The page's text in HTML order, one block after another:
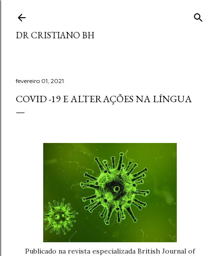
DR CRISTIANO BH
fevereiro 01, 2021
COVID -19 E ALTERAÇÕES NA LÍNGUA
Publicado na revista especializada British Journal of